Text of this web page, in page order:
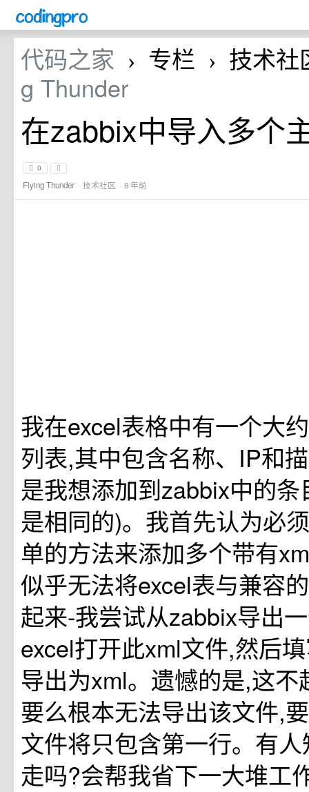
代码之家 › 专栏 › 技术
g Thunder
在zabbix中导入多个
0
Flying Thunder · 技术社区 · 8 年前
我在excel表格中有一个大
列表,其中包含名称、IP和
是我想添加到zabbix中的
是相同的)。我首先认为必
单的方法来添加多个带有
似乎无法将excel表与兼容
起来-我尝试从zabbix导出
excel打开此xml文件,然后
导出为xml。遗憾的是,这不
要么根本无法导出该文件,
文件将只包含第一行。有
走吗?会帮我省下一大堆工